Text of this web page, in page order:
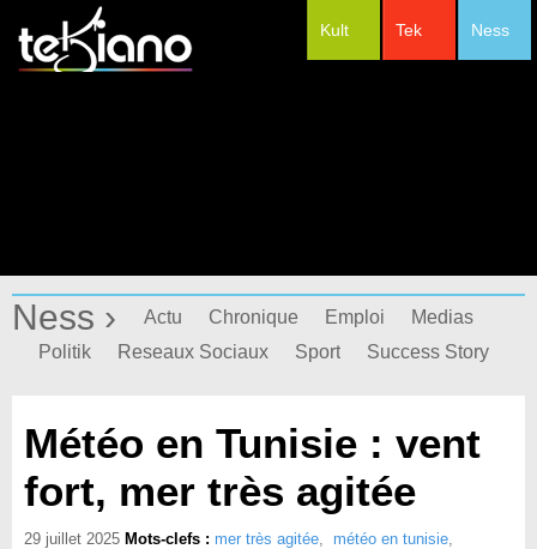
Ness
Tek
Kult
Ness › Actu Chronique Emploi
Medias
Politik
Reseaux Sociaux Sport Success Story
Météo en Tunisie : vent
fort, mer très agitée
29 juillet 2025 Mots-clefs : mer très agitée, météo en tunisie,